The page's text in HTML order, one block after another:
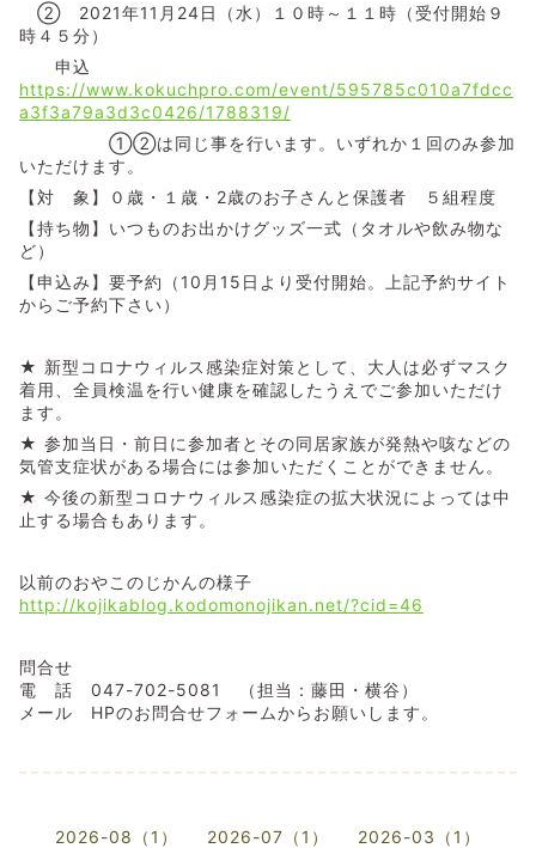
② 2021年11月24日（水）１０時～１１時（受付開始９
時４５分）
申込
https://www.kokuchpro.com/event/595785c010a7fdcc
a3f3a79a3d3c0426/1788319/
①②は同じ事を行います。いずれか１回のみ参加
いただけます。
【対 象】０歳・１歳・2歳のお子さんと保護者 ５組程度
【持ち物】いつものお出かけグッズ一式（タオルや飲み物な
ど）
【申込み】要予約（10月15日より受付開始。上記予約サイト
からご予約下さい）
★ 新型コロナウィルス感染症対策として、大人は必ずマスク
着用、全員検温を行い健康を確認したうえでご参加いただけ
ます。
★ 参加当日・前日に参加者とその同居家族が発熱や咳などの
気管支症状がある場合には参加いただくことができません。
★ 今後の新型コロナウィルス感染症の拡大状況によっては中
止する場合もあります。
以前のおやこのじかんの様子
http://kojikablog.kodomonojikan.net/?cid=46
問合せ
電 話 047-702-5081 （担当：藤田・横谷）
メール HPのお問合せフォームからお願いします。
2026-08（1） 2026-07（1）
2026-03（1）